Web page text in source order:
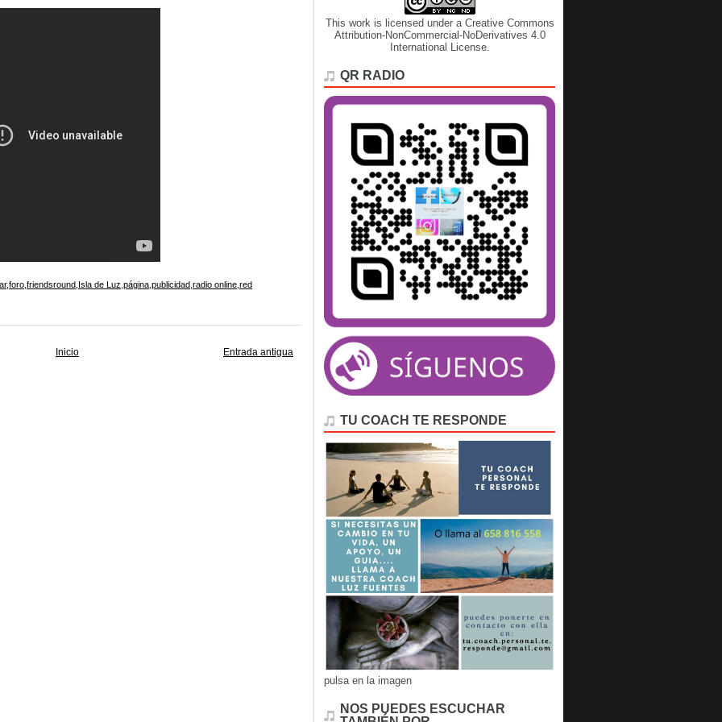
,foro friendsround Isla de Luz página publicidad radio online red
Entrada antigua
Inicio
This work is licensed under a Creative Commons
Attribution-NonCommercial-NoDerivatives 4.0
International License.
QR RADIO
TU COACH TE RESPONDE
pulsa en la imagen
NOS PUEDES ESCUCHAR